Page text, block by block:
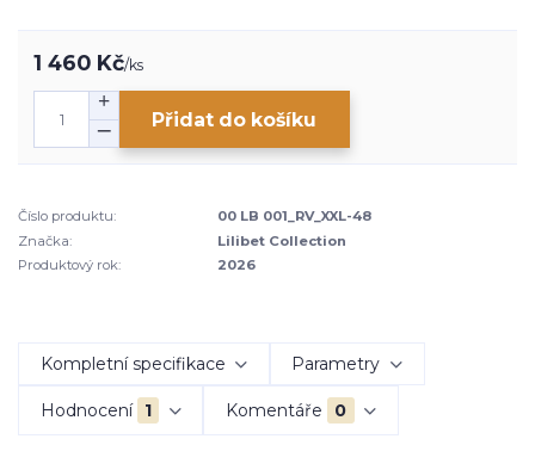
1 460 Kč/ks
Přidat do košíku
Číslo produktu:
00 LB 001_RV_XXL-48
Značka:
Lilibet Collection
Produktový rok:
2026
Kompletní specifikace Parametry
Hodnocení 1 Komentáře 0